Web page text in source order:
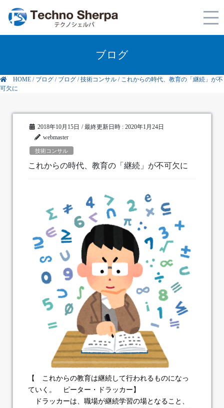
ブログ
HOME / ブログ / ブログ /技術コンサル / これからの時代、教育の「継続」が不
可欠に
2018年10月15日 / 最終更新日時 :2020年1月24日
webmaster
技術コンサル
これからの時代、教育の「継続」が不可欠に
【 これからの教育は継続して行われるものになっ
ていく。
ピーター・ドラッカー】
ドラッカーは、職場が継続学習の場となること、